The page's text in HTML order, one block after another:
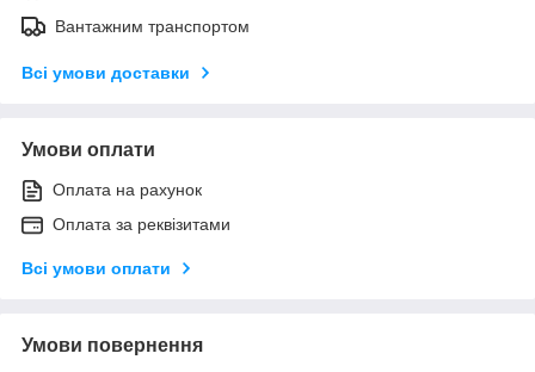
Вантажним транспортом
Всі умови доставки
Умови оплати
Оплата на рахунок
Оплата за реквізитами
Всі умови оплати
Умови повернення